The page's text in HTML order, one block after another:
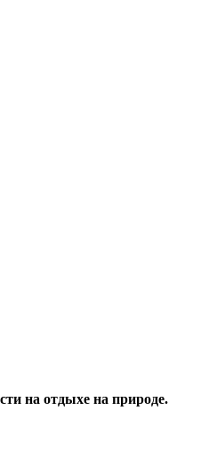
на отдыхе на природе.